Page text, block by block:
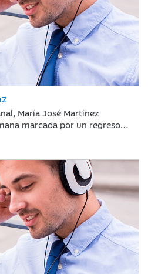
María José Martínez
marcada por un regreso
frente a la que los
bolsas y ligeros repuntes en
la Reserva Federal reforzaron
elevando ligeramente las